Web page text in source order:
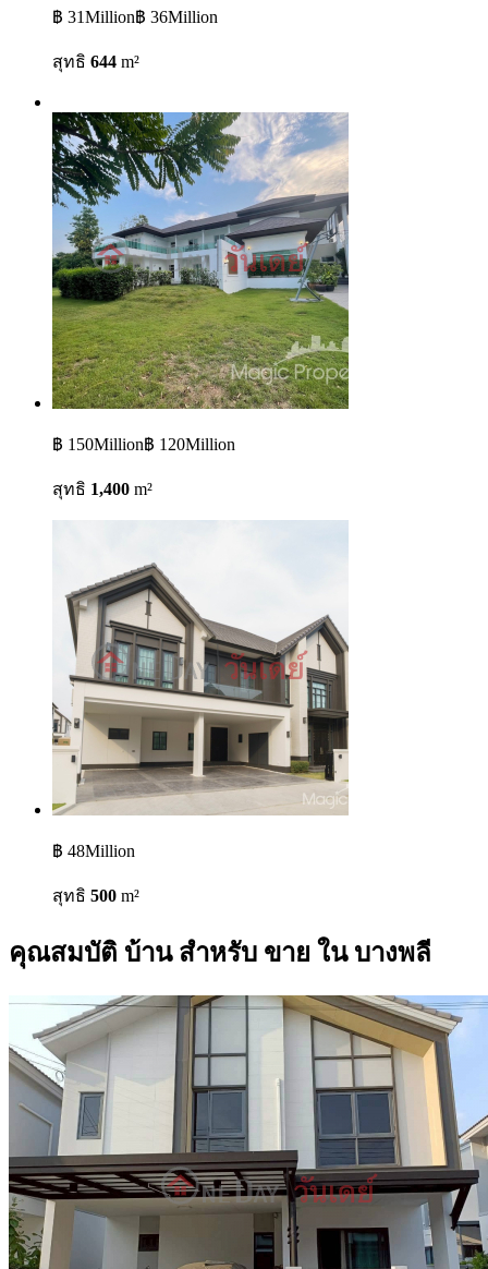
฿ 31Million฿ 36Million
สุทธิ 644 m²
฿ 150Million฿ 120Million
สุทธิ 1,400 m²
฿ 48Million
สุทธิ 500 m²
คุณสมบัติ บ้าน สำหรับ ขาย ใน บางพลี